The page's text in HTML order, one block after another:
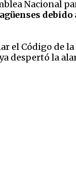
Nacional
el Código de
despertó la